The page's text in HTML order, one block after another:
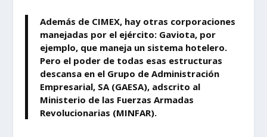
Además de CIMEX, hay otras corporaciones
manejadas por el ejército: Gaviota, por
ejemplo, que maneja un sistema hotelero.
Pero el poder de todas esas estructuras
descansa en el Grupo de Administración
Empresarial, SA (GAESA), adscrito al
Ministerio de las Fuerzas Armadas
Revolucionarias (MINFAR).